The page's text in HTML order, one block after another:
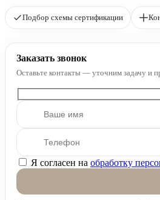
Подбор схемы сертификации
Заказать звонок
Оставьте контакты — уточним задачу и
Оставьте это поле пустым.
Я согласен на обработку